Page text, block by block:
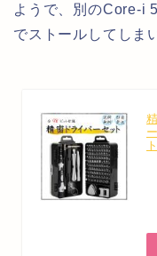
ようで、別のCore-i
でストールしてしま